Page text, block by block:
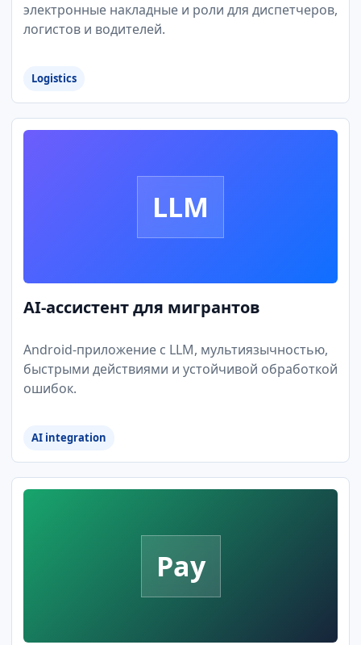
электронные накладные и роли для диспетчеров,
логистов и водителей.
Logistics
LLM
AI-ассистент для мигрантов
Android-приложение с LLM, мультиязычностью,
быстрыми действиями и устойчивой обработкой
ошибок.
AI integration
Pay